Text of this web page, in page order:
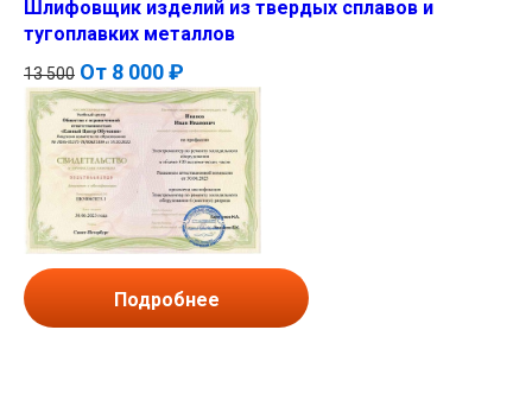
Шлифовщик изделий из твердых сплавов и
тугоплавких металлов
13 500 От 8 000 ₽
Подробнее